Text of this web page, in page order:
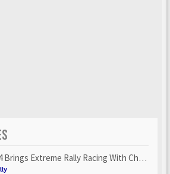
Extreme Rally Racing With Challenging Track...